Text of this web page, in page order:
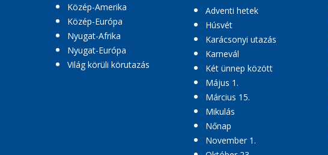
Közép-Amerika
Közép-Európa
Nyugat-Afrika
Nyugat-Európa
Világ körüli körutazás
Adventi hetek
Húsvét
Karácsonyi utazás
Karnevál
Két ünnep között
Május 1.
Március 15.
Mikulás
Nőnap
November 1.